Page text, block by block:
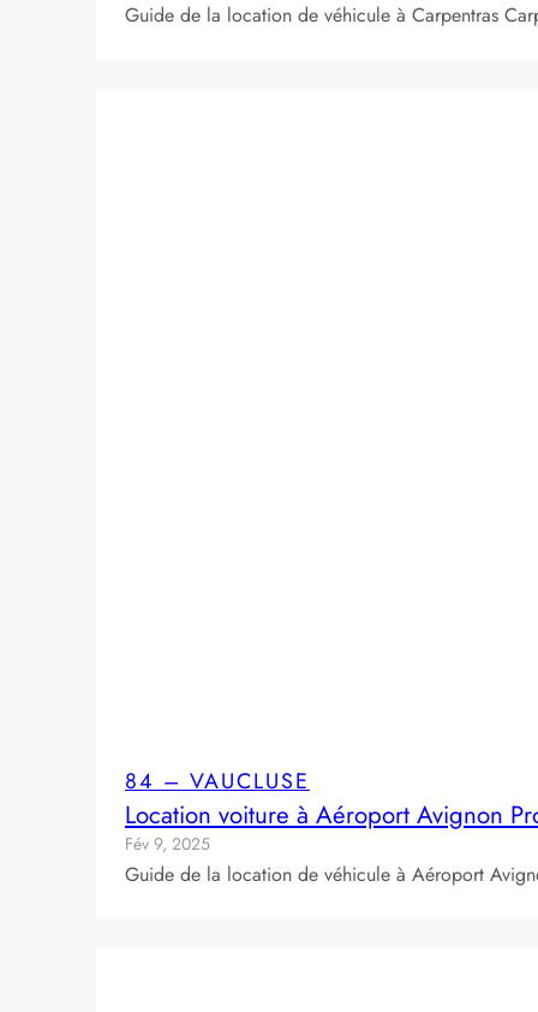
Guide de la location de véhicule à Carpentras
84 – VAUCLUSE
Location voiture à Aéroport Avignon
Fév 9, 2025
Guide de la location de véhicule à Aéroport